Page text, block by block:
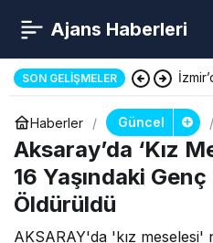
Ajans Haberleri
SON GELIŞMELER
Töreni
Haberler Güncel
Aksaray’da ‘Kız
16 Yaşındaki
Öldürüldü
AKSARAY'da 'kız meselesi'